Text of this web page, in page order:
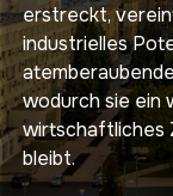
erstreckt,
industrielles
wodurch sie ein
wirtschaftliches
bleibt.